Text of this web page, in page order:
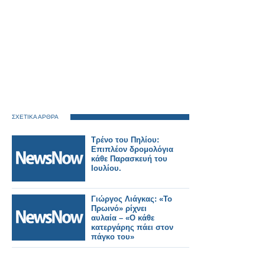
ΣΧΕΤΙΚΑ ΑΡΘΡΑ
Τρένο του Πηλίου:
Επιπλέον δρομολόγια
κάθε Παρασκευή του
Ιουλίου.
Γιώργος Λιάγκας: «Το
Πρωινό» ρίχνει
αυλαία – «Ο κάθε
κατεργάρης πάει στον
πάγκο του»